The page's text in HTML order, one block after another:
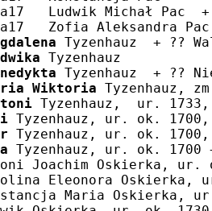
Michał Pac  +
Pac  +(1)
Tyzenhauz  + ??
Tyzenhauz
Tyzenhauz  + ??
Wiktoria Tyzenhauz,
Tyzenhauz,  ur.
Tyzenhauz, ur. ok.
Tyzenhauz, ur. ok.
Tyzenhauz, ur. ok. 1700
Oskierka, ur. ok.
Oskierka, ur.
Oskierka, ur. ok.